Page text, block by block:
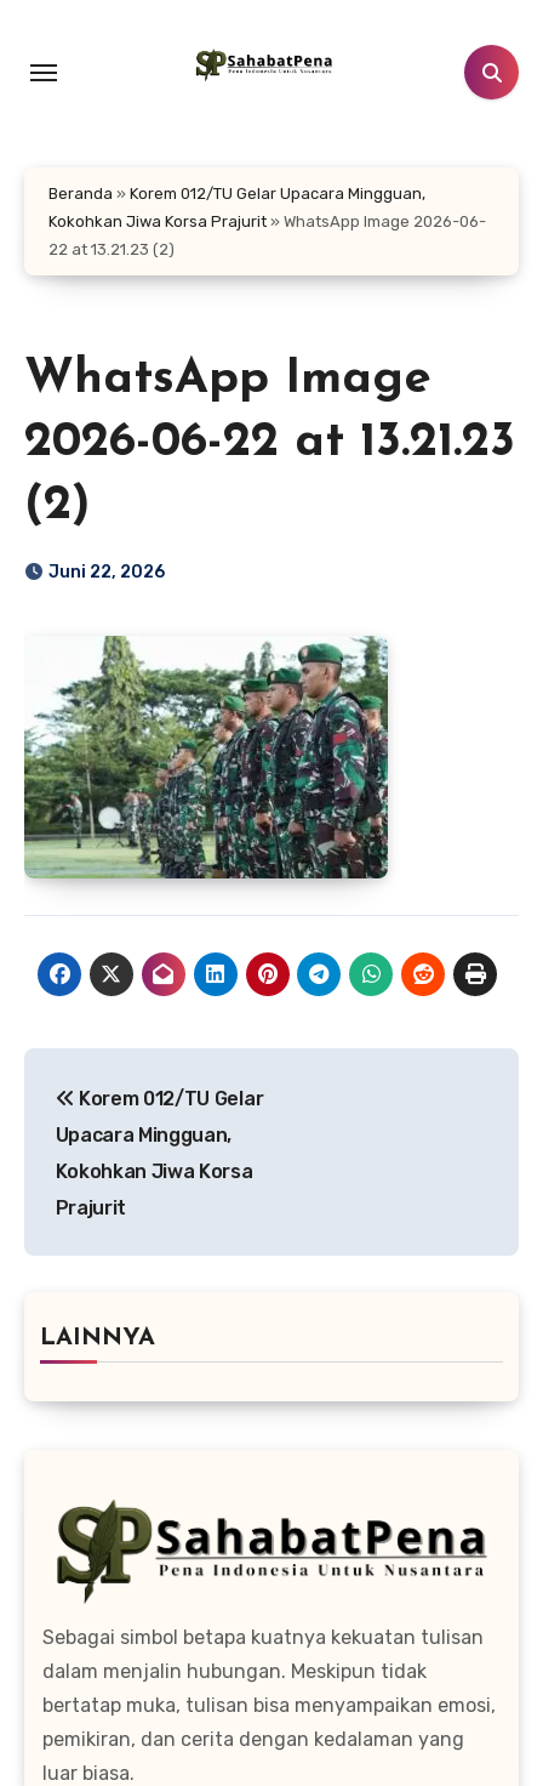
konten
Beranda » Korem 012/TU Gelar Upacara Mingguan,
Kokohkan Jiwa Korsa Prajurit » WhatsApp Image 2026-06-
22 at 13.21.23 (2)
WhatsApp Image
2026-06-22 at 13.21.23
(2)
Juni 22, 2026
pos
Korem 012/TU Gelar
Upacara Mingguan,
Kokohkan Jiwa Korsa
Prajurit
LAINNYA
Sebagai simbol betapa kuatnya kekuatan tulisan
dalam menjalin hubungan. Meskipun tidak
bertatap muka, tulisan bisa menyampaikan emosi,
pemikiran, dan cerita dengan kedalaman yang
luar biasa.